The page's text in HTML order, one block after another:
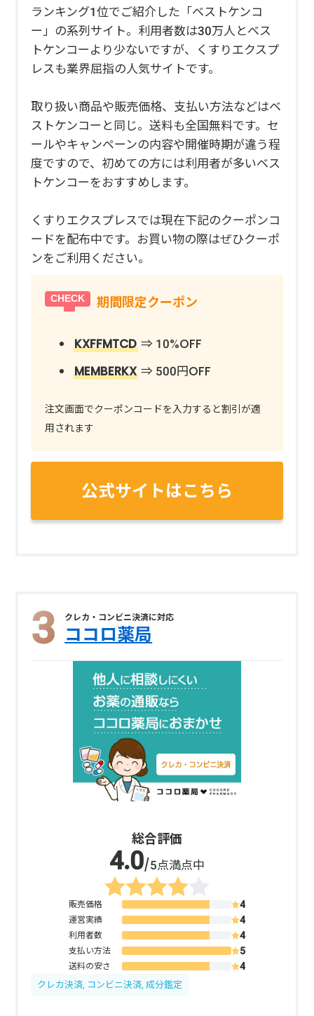
ランキング1位でご紹介した「ベストケンコ
ー」の系列サイト。利用者数は30万人とベス
トケンコーより少ないですが、くすりエクスプ
レスも業界屈指の人気サイトです。
取り扱い商品や販売価格、支払い方法などはベ
ストケンコーと同じ。送料も全国無料です。セ
ールやキャンペーンの内容や開催時期が違う程
度ですので、初めての方には利用者が多いベス
トケンコーをおすすめします。
くすりエクスプレスでは現在下記のクーポンコ
ードを配布中です。お買い物の際はぜひクーポ
ンをご利用ください。
期間限定クーポン
KXFFMTCD ⇒ 10%OFF
MEMBERKX ⇒ 500円OFF
注文画面でクーポンコードを入力すると割引が適
用されます
公式サイトはこちら
クレカ・コンビニ決済に対応
ココロ薬局
総合評価
/5点満点中
販売価格
運営実績
利用者数
支払い方法
送料の安さ
クレカ決済, コンビニ決済, 成分鑑定